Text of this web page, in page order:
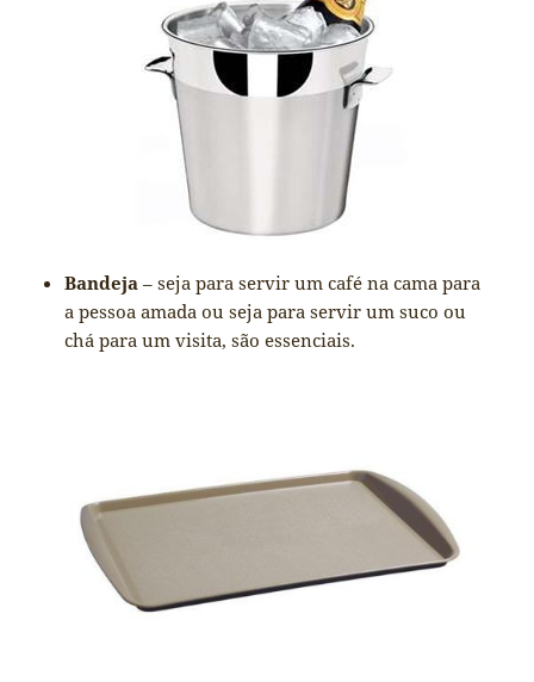
Bandeja – seja para servir um café na cama para
a pessoa amada ou seja para servir um suco ou
chá para um visita, são essenciais.